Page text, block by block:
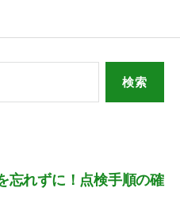
忘れずに！点検手順の確